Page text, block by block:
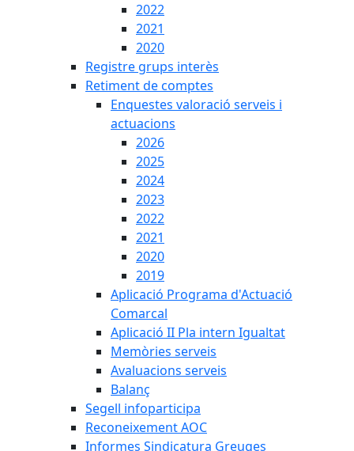
2022
2021
2020
Registre grups interès
Retiment de comptes
Enquestes valoració serveis i
actuacions
2026
2025
2024
2023
2022
2021
2020
2019
Aplicació Programa d'Actuació
Comarcal
Aplicació II Pla intern Igualtat
Memòries serveis
Avaluacions serveis
Balanç
Segell infoparticipa
Reconeixement AOC
Informes Sindicatura Greuges